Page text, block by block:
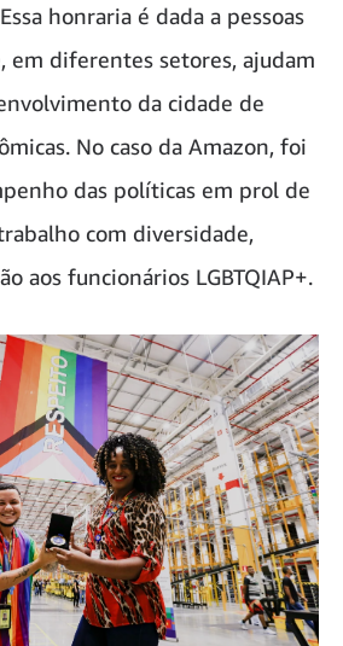
honraria é dada a pessoas
em diferentes setores, ajudam
da cidade de
No caso da Amazon, foi
das políticas em prol de
com diversidade,
aos funcionários LGBTQIAP+.